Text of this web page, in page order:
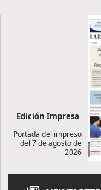
Edición Impresa
Portada del impreso
del 7 de agosto de
2026